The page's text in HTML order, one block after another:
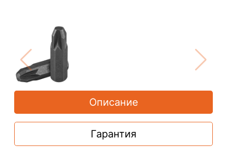
Описание
Гарантия